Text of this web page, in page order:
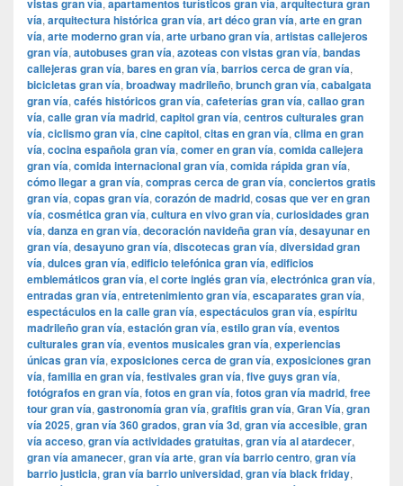
vistas gran vía, apartamentos turísticos gran vía, arquitectura gran
vía, arquitectura histórica gran vía, art déco gran vía, arte en gran
vía, arte moderno gran vía, arte urbano gran vía, artistas callejeros
gran vía, autobuses gran vía, azoteas con vistas gran vía, bandas
callejeras gran vía, bares en gran vía, barrios cerca de gran vía,
bicicletas gran vía, broadway madrileño, brunch gran vía, cabalgata
gran vía, cafés históricos gran vía, cafeterías gran vía, callao gran
vía, calle gran vía madrid, capitol gran vía, centros culturales gran
vía, ciclismo gran vía, cine capitol, citas en gran vía, clima en gran
vía, cocina española gran vía, comer en gran vía, comida callejera
gran vía, comida internacional gran vía, comida rápida gran vía,
cómo llegar a gran vía, compras cerca de gran vía, conciertos gratis
gran vía, copas gran vía, corazón de madrid, cosas que ver en gran
vía, cosmética gran vía, cultura en vivo gran vía, curiosidades gran
vía, danza en gran vía, decoración navideña gran vía, desayunar en
gran vía, desayuno gran vía, discotecas gran vía, diversidad gran
vía, dulces gran vía, edificio telefónica gran vía, edificios
emblemáticos gran vía, el corte inglés gran vía, electrónica gran vía,
entradas gran vía, entretenimiento gran vía, escaparates gran vía,
espectáculos en la calle gran vía, espectáculos gran vía, espíritu
madrileño gran vía, estación gran vía, estilo gran vía, eventos
culturales gran vía, eventos musicales gran vía, experiencias
únicas gran vía, exposiciones cerca de gran vía, exposiciones gran
vía, familia en gran vía, festivales gran vía, five guys gran vía,
fotógrafos en gran vía, fotos en gran vía, fotos gran vía madrid, free
tour gran vía, gastronomía gran vía, grafitis gran vía, Gran Vía, gran
vía 2025, gran vía 360 grados, gran vía 3d, gran vía accesible, gran
vía acceso, gran vía actividades gratuitas, gran vía al atardecer,
gran vía amanecer, gran vía arte, gran vía barrio centro, gran vía
barrio justicia, gran vía barrio universidad, gran vía black friday,